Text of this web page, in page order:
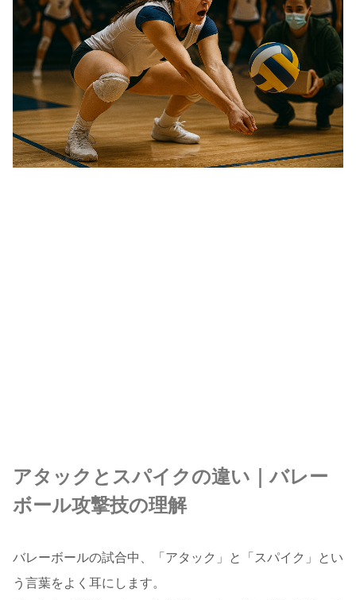
アタックとスパイクの違い｜バレー
ボール攻撃技の理解
バレーボールの試合中、「アタック」と「スパイク」とい
う言葉をよく耳にします。